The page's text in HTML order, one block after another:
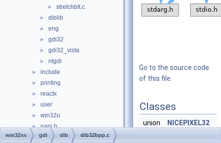
► stretchblt.c
► diblib
► eng
► gdi32
► gdi32_vista
► ntgdi
► include
► printing
► reactx
► user
► win32u
► napi.h
► pch.h
Go to the source code
of this file.
Classes
union NICEPIXEL32
win32ss gdi dib dib32bpp.c